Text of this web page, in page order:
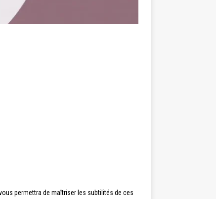
permettra de maîtriser les subtilités de ces